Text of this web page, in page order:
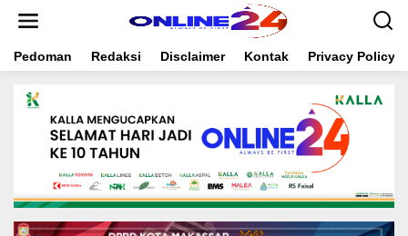
t
Pedoman Redaksi Disclaimer Kontak Privacy Policy